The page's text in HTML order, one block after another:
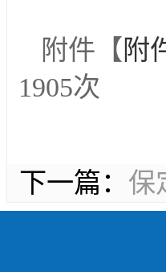
附件【 附
1905次
下一篇： 保